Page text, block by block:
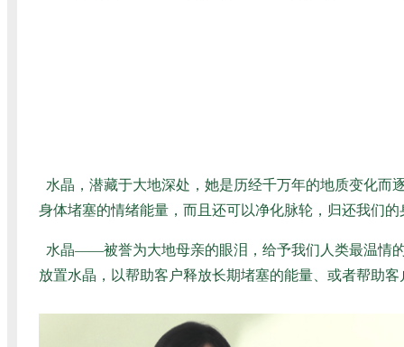
水晶，潜藏于大地深处，她是历经千万年的地质变化而
身体堵塞的情绪能量，而且还可以净化脉轮，归还我们
水晶——被誉为大地母亲的眼泪，给予我们人类最温情
放置水晶，以帮助客户释放长期堵塞的能量、或者帮助